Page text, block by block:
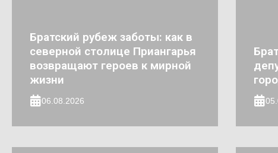
Братский рубеж заботы: как в
северной столице Приангарья
возвращают героев к мирной
жизни
06.08.2026